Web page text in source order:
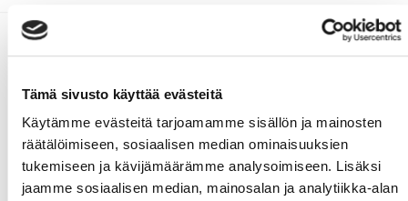
Tämä sivusto käyttää evästeitä
Käytämme evästeitä tarjoamamme sisällön ja mainosten
räätälöimiseen, sosiaalisen median ominaisuuksien
tukemiseen ja kävijämäärämme analysoimiseen. Lisäksi
jaamme sosiaalisen median, mainosalan ja analytiikka-alan